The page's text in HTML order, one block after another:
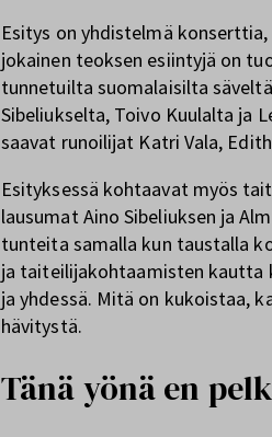
Esitys on yhdistelmä
jokainen teoksen esiintyjä on
tunnetuilta suomalaisilta
Sibeliukselta, Toivo Kuulalta ja
saavat runoilijat Katri Vala,
​Esityksessä kohtaavat myös
lausumat Aino Sibeliuksen ja
tunteita samalla kun taustalla
ja taiteilijakohtaamisten kautta
ja yhdessä. Mitä on kukoistaa,
hävitystä.
Tänä yönä en